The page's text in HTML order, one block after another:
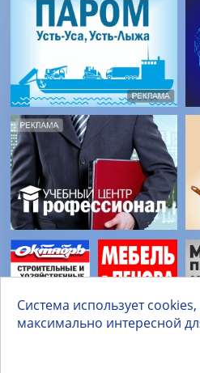
Система использует
максимально интересной